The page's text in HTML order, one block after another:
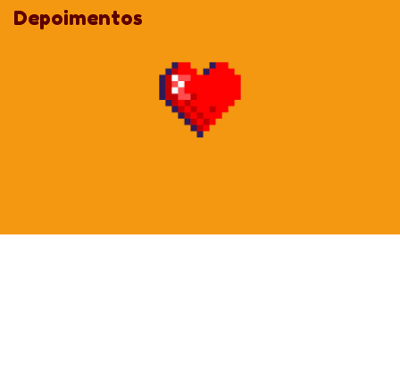
A partir de 51 unidades:
A partir de 301 unidades:18% OFF em cada item.
Acima de 501 unidades:29% OFF em cada item.
Depoimentos